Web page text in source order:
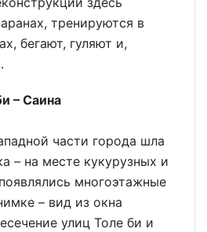
тренируются в
бегают, гуляют и,
– Саина
части города шла
– на месте кукурузных и
многоэтажные
– вид из окна
улиц Толе би и